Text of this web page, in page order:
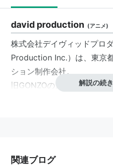
david production (アニメ)
株式会社デイヴィッドプロ
Production Inc.） は、東京
ション制作会社。
旧GONZOのスタッフにより
戦う司書 The Book of
解説の続
関連ブログ